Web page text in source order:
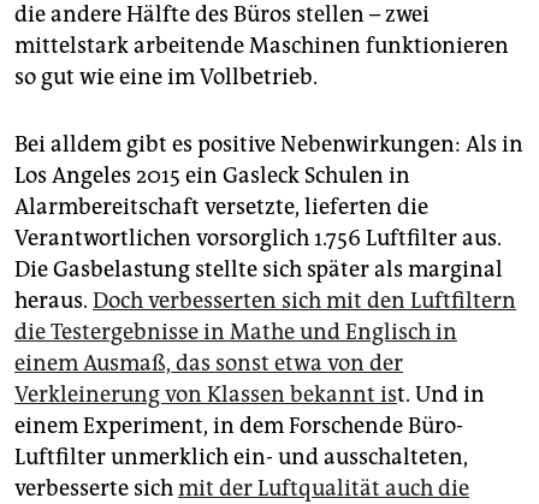
die andere Hälfte des Büros stellen – zwei
mittelstark arbeitende Maschinen funktionieren
so gut wie eine im Vollbetrieb.
Bei alldem gibt es positive Nebenwirkungen: Als in
Los Angeles 2015 ein Gasleck Schulen in
Alarmbereitschaft versetzte, lieferten die
Verantwortlichen vorsorglich 1.756 Luftfilter aus.
Die Gasbelastung stellte sich später als marginal
heraus. Doch verbesserten sich mit den Luftfiltern
die Testergebnisse in Mathe und Englisch in
einem Ausmaß, das sonst etwa von der
Verkleinerung von Klassen bekannt ist. Und in
einem Experiment, in dem Forschende Büro-
Luftfilter unmerklich ein- und ausschalteten,
verbesserte sichmit der Luftqualität auch die